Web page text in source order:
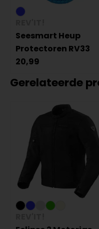
Seesmart Heup
Protectoren RV33
20,99
Gerelateerde